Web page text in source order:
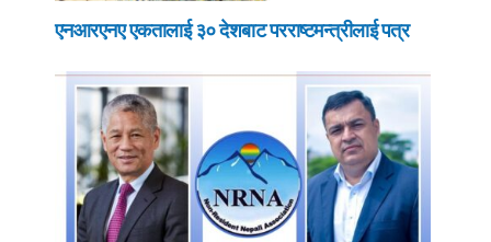
एनआरएनए एकतालाई ३० देशबाट परराष्टमन्त्रीलाई पत्र